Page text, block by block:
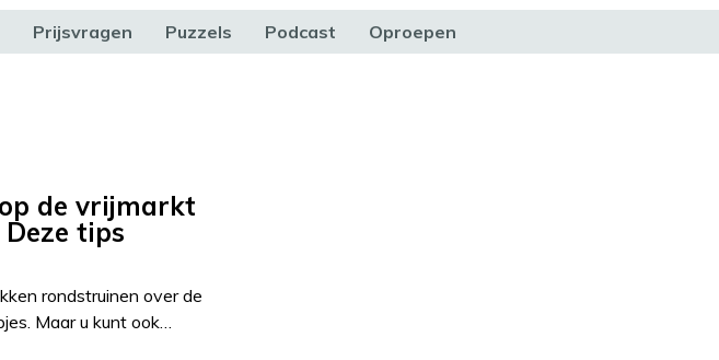
Prijsvragen Puzzels Podcast Oproepen
de vrijmarkt
tips
rondstruinen over de
Maar u kunt ook…